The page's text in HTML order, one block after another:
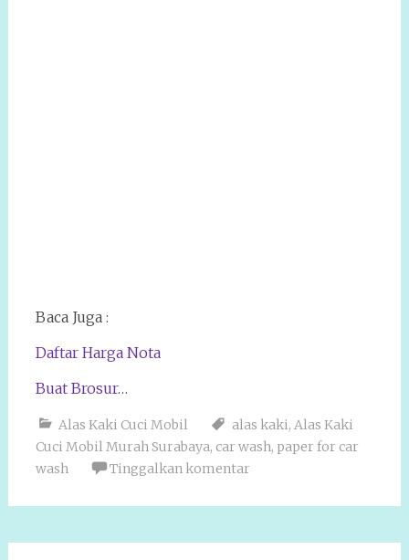
Baca Juga :
Daftar Harga Nota
Buat Brosur…
Alas Kaki Cuci Mobil alas kaki, Alas Kaki
Cuci Mobil Murah Surabaya, car wash, paper for car
wash
Tinggalkan komentar